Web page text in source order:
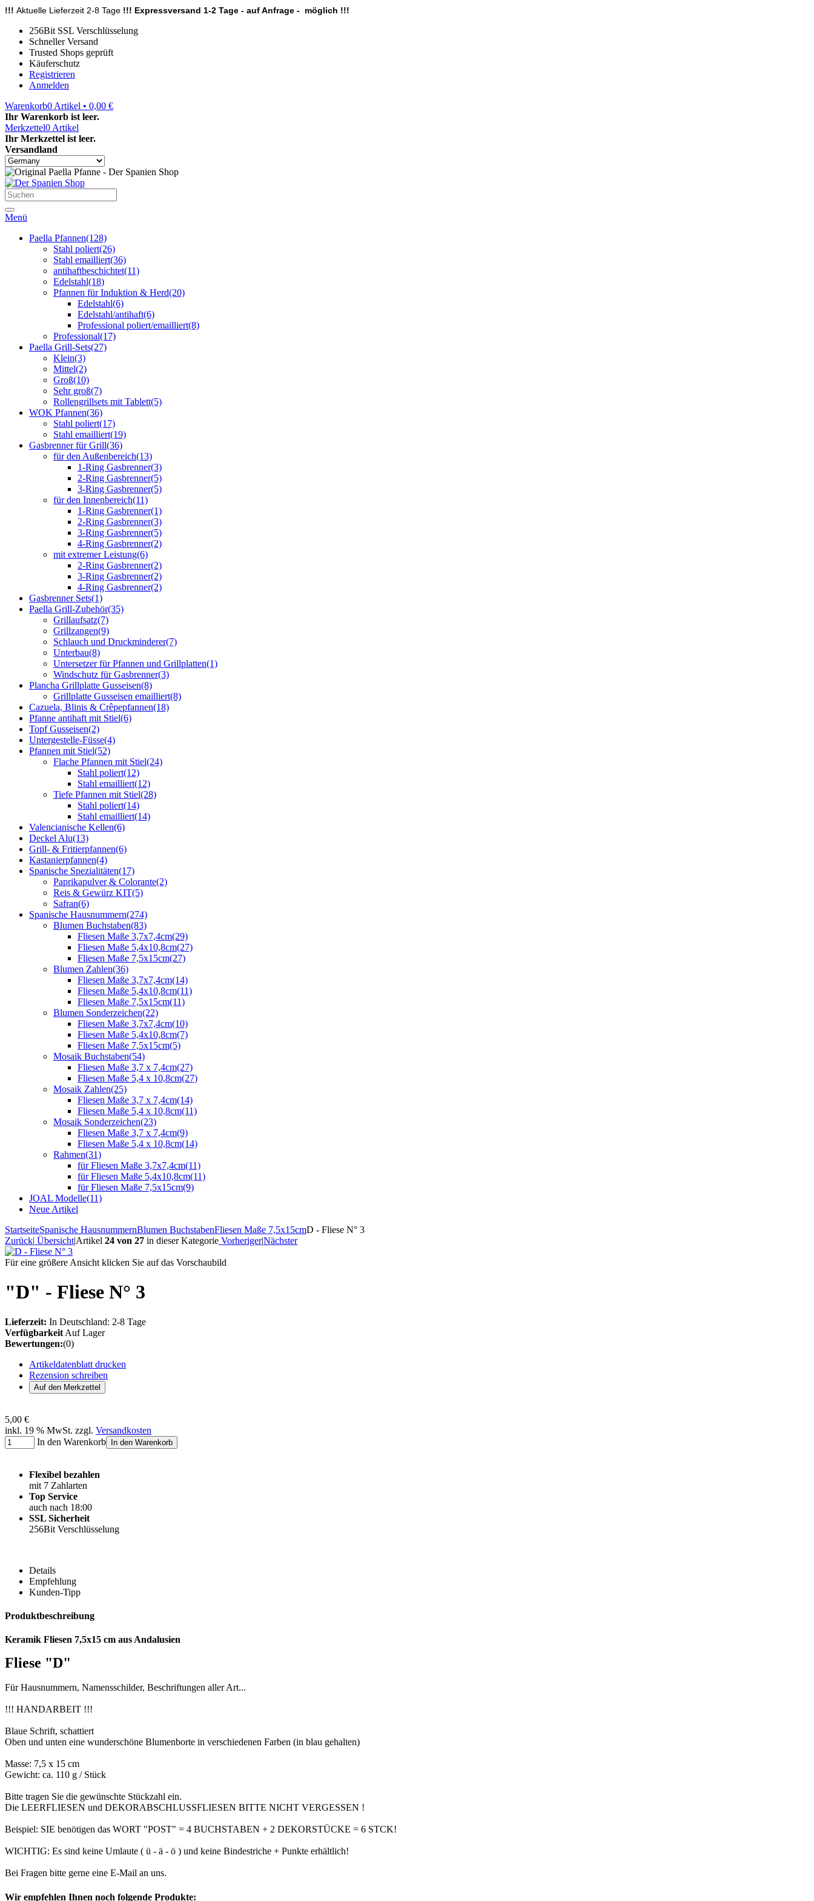
!!! Aktuelle Lieferzeit 2-8 Tage !!! Expressversand 1-2 Tage - auf Anfrage - möglich !!!
256Bit SSL Verschlüsselung
Schneller Versand
Trusted Shops geprüft
Käuferschutz
Registrieren
Anmelden
Warenkorb0 Artikel • 0,00 €
Ihr Warenkorb ist leer.
Merkzettel0 Artikel
Ihr Merkzettel ist leer.
Versandland
Menü
Paella Pfannen(128)
Stahl poliert(26)
Stahl emailliert(36)
antihaftbeschichtet(11)
Edelstahl(18)
Pfannen für Induktion & Herd(20)
Edelstahl(6)
Edelstahl/antihaft(6)
Professional poliert/emailliert(8)
Professional(17)
Paella Grill-Sets(27)
Klein(3)
Mittel(2)
Groß(10)
Sehr groß(7)
Rollengrillsets mit Tablett(5)
WOK Pfannen(36)
Stahl poliert(17)
Stahl emailliert(19)
Gasbrenner für Grill(36)
für den Außenbereich(13)
1-Ring Gasbrenner(3)
2-Ring Gasbrenner(5)
3-Ring Gasbrenner(5)
für den Innenbereich(11)
1-Ring Gasbrenner(1)
2-Ring Gasbrenner(3)
3-Ring Gasbrenner(5)
4-Ring Gasbrenner(2)
mit extremer Leistung(6)
2-Ring Gasbrenner(2)
3-Ring Gasbrenner(2)
4-Ring Gasbrenner(2)
Gasbrenner Sets(1)
Paella Grill-Zubehör(35)
Grillaufsatz(7)
Grillzangen(9)
Schlauch und Druckminderer(7)
Unterbau(8)
Untersetzer für Pfannen und Grillplatten(1)
Windschutz für Gasbrenner(3)
Plancha Grillplatte Gusseisen(8)
Grillplatte Gusseisen emailliert(8)
Cazuela, Blinis & Crêpepfannen(18)
Pfanne antihaft mit Stiel(6)
Topf Gusseisen(2)
Untergestelle-Füsse(4)
Pfannen mit Stiel(52)
Flache Pfannen mit Stiel(24)
Stahl poliert(12)
Stahl emailliert(12)
Tiefe Pfannen mit Stiel(28)
Stahl poliert(14)
Stahl emailliert(14)
Valencianische Kellen(6)
Deckel Alu(13)
Grill- & Fritierpfannen(6)
Kastanierpfannen(4)
Spanische Spezialitäten(17)
Paprikapulver & Colorante(2)
Reis & Gewürz KIT(5)
Safran(6)
Spanische Hausnummern(274)
Blumen Buchstaben(83)
Fliesen Maße 3,7x7,4cm(29)
Fliesen Maße 5,4x10,8cm(27)
Fliesen Maße 7,5x15cm(27)
Blumen Zahlen(36)
Fliesen Maße 3,7x7,4cm(14)
Fliesen Maße 5,4x10,8cm(11)
Fliesen Maße 7,5x15cm(11)
Blumen Sonderzeichen(22)
Fliesen Maße 3,7x7,4cm(10)
Fliesen Maße 5,4x10,8cm(7)
Fliesen Maße 7,5x15cm(5)
Mosaik Buchstaben(54)
Fliesen Maße 3,7 x 7,4cm(27)
Fliesen Maße 5,4 x 10,8cm(27)
Mosaik Zahlen(25)
Fliesen Maße 3,7 x 7,4cm(14)
Fliesen Maße 5,4 x 10,8cm(11)
Mosaik Sonderzeichen(23)
Fliesen Maße 3,7 x 7,4cm(9)
Fliesen Maße 5,4 x 10,8cm(14)
Rahmen(31)
für Fliesen Maße 3,7x7,4cm(11)
für Fliesen Maße 5,4x10,8cm(11)
für Fliesen Maße 7,5x15cm(9)
JOAL Modelle(11)
Neue Artikel
StartseiteSpanische HausnummernBlumen BuchstabenFliesen Maße 7,5x15cmD - Fliese N° 3
Zurück| Übersicht|Artikel 24 von 27 in dieser Kategorie Vorheriger|Nächster
Für eine größere Ansicht klicken Sie auf das Vorschaubild
"D" - Fliese N° 3
Lieferzeit: In Deutschland: 2-8 Tage
Verfügbarkeit Auf Lager
Bewertungen:(0)
Artikeldatenblatt drucken
Rezension schreiben
5,00 €
inkl. 19 % MwSt. zzgl. Versandkosten
In den Warenkorb
In den Warenkorb
Flexibel bezahlen
mit 7 Zahlarten
Top Service
auch nach 18:00
SSL Sicherheit
256Bit Verschlüsselung
Details
Empfehlung
Kunden-Tipp
Produktbeschreibung
Keramik Fliesen 7,5x15 cm aus Andalusien
Fliese "D"
Für Hausnummern, Namensschilder, Beschriftungen aller Art...
!!! HANDARBEIT !!!
Blaue Schrift, schattiert
Oben und unten eine wunderschöne Blumenborte in verschiedenen Farben (in blau gehalten)
Masse: 7,5 x 15 cm
Gewicht: ca. 110 g / Stück
Bitte tragen Sie die gewünschte Stückzahl ein.
Die LEERFLIESEN und DEKORABSCHLUSSFLIESEN BITTE NICHT VERGESSEN !
Beispiel: SIE benötigen das WORT "POST" = 4 BUCHSTABEN + 2 DEKORSTÜCKE = 6 STCK!
WICHTIG: Es sind keine Umlaute ( ü - ä - ö ) und keine Bindestriche + Punkte erhältlich!
Bei Fragen bitte gerne eine E-Mail an uns.
Wir empfehlen Ihnen noch folgende Produkte: